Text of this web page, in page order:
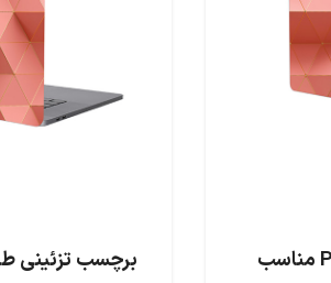
برچسب تزئینی طرحPOLYGON12 مناسب